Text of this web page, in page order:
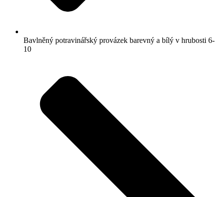
Bavlněný potravinářský provázek barevný a bílý v hrubosti 6-
10